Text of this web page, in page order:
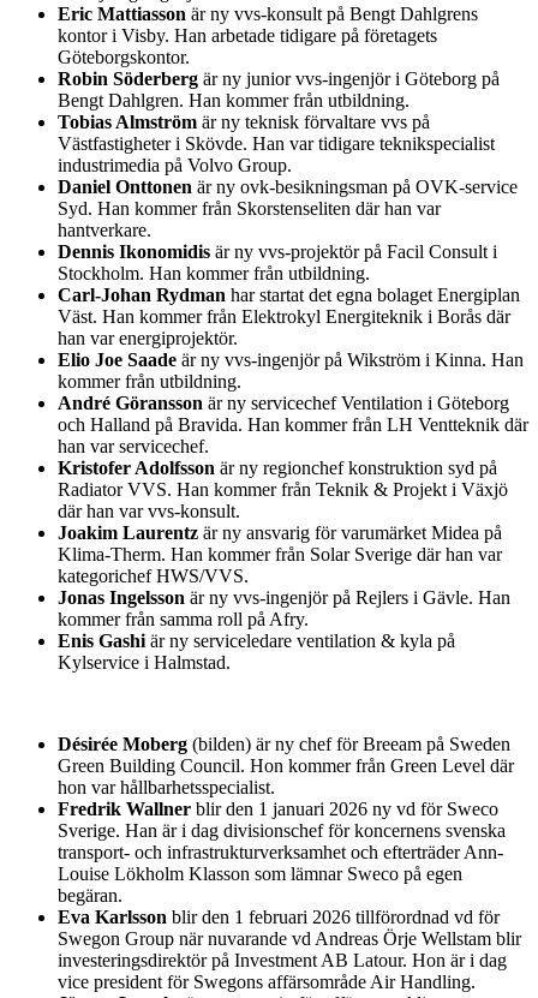
Eric Mattiasson är ny vvs-konsult på Bengt Dahlgrens
kontor i Visby. Han arbetade tidigare på företagets
Göteborgskontor.
Robin Söderberg är ny junior vvs-ingenjör i Göteborg på
Bengt Dahlgren. Han kommer från utbildning.
Tobias Almström är ny teknisk förvaltare vvs på
Västfastigheter i Skövde. Han var tidigare teknikspecialist
industrimedia på Volvo Group.
Daniel Onttonen är ny ovk-besikningsman på OVK-service
Syd. Han kommer från Skorstenseliten där han var
hantverkare.
Dennis Ikonomidis är ny vvs-projektör på Facil Consult i
Stockholm. Han kommer från utbildning.
Carl-Johan Rydman har startat det egna bolaget Energiplan
Väst. Han kommer från Elektrokyl Energiteknik i Borås där
han var energiprojektör.
Elio Joe Saade är ny vvs-ingenjör på Wikström i Kinna. Han
kommer från utbildning.
André Göransson är ny servicechef Ventilation i Göteborg
och Halland på Bravida. Han kommer från LH Ventteknik där
han var servicechef.
Kristofer Adolfsson är ny regionchef konstruktion syd på
Radiator VVS. Han kommer från Teknik & Projekt i Växjö
där han var vvs-konsult.
Joakim Laurentz är ny ansvarig för varumärket Midea på
Klima-Therm. Han kommer från Solar Sverige där han var
kategorichef HWS/VVS.
Jonas Ingelsson är ny vvs-ingenjör på Rejlers i Gävle. Han
kommer från samma roll på Afry.
Enis Gashi är ny serviceledare ventilation & kyla på
Kylservice i Halmstad.
Désirée Moberg (bilden) är ny chef för Breeam på Sweden
Green Building Council. Hon kommer från Green Level där
hon var hållbarhetsspecialist.
Fredrik Wallner blir den 1 januari 2026 ny vd för Sweco
Sverige. Han är i dag divisionschef för koncernens svenska
transport- och infrastrukturverksamhet och efterträder Ann-
Louise Lökholm Klasson som lämnar Sweco på egen
begäran.
Eva Karlsson blir den 1 februari 2026 tillförordnad vd för
Swegon Group när nuvarande vd Andreas Örje Wellstam blir
investeringsdirektör på Investment AB Latour. Hon är i dag
vice president för Swegons affärsområde Air Handling.